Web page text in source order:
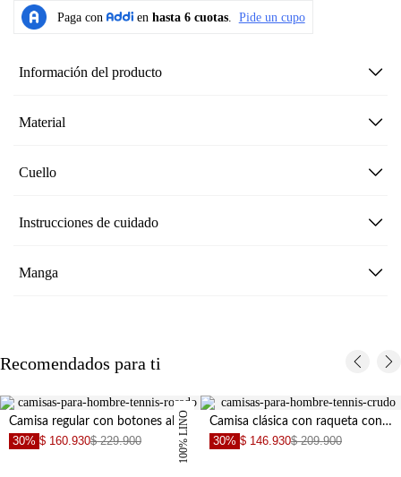
Información del producto
Material
Cuello
Instrucciones de cuidado
Manga
Recomendados para ti
100% LINO
Camisa regular con botones al tono de lino color durazno para hombre Camisa clásica con raqueta con cuello definido para hombre
30% $ 146.930 $ 209.900 30% $ 139.930